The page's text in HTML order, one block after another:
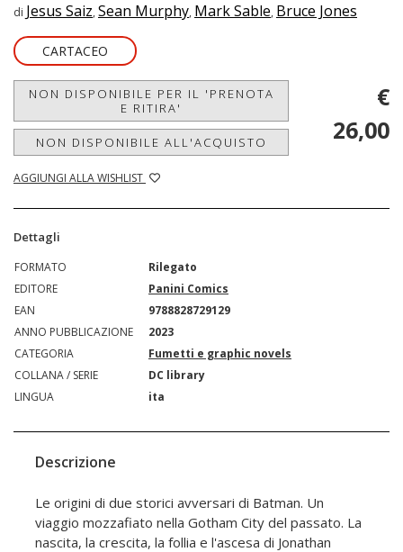
di Jesus Saiz, Sean Murphy, Mark Sable, Bruce Jones
CARTACEO
NON DISPONIBILE PER IL 'PRENOTA
E RITIRA'
NON DISPONIBILE ALL'ACQUISTO
AGGIUNGI ALLA WISHLIST
€
26,00
Dettagli
FORMATO
Rilegato
EDITORE
Panini Comics
EAN
9788828729129
ANNO PUBBLICAZIONE
2023
CATEGORIA
Fumetti e graphic novels
COLLANA / SERIE
DC library
LINGUA
ita
Descrizione
Le origini di due storici avversari di Batman. Un
viaggio mozzafiato nella Gotham City del passato. La
nascita, la crescita, la follia e l'ascesa di Jonathan